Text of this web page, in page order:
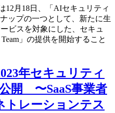
12月18日、「AIセキュリティ
ップの一つとして、新たに生
ビスを対象にした、セキュ
」の提供を開始すること
年セキュリティ
開 〜SaaS事業者
トレーションテス